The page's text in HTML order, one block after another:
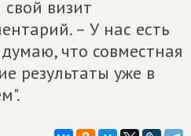
визит
– У нас есть
что совместная
результаты уже в